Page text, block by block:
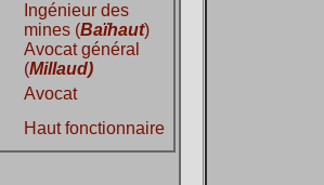
Ingénieur des
mines (Baïhaut)
Avocat général
(Millaud)
Avocat
Haut fonctionnaire